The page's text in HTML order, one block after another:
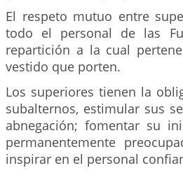
El respeto mutuo entre
todo el personal de las
repartición a la cual
vestido que porten.
Los superiores tienen la
subalternos, estimular sus
abnegación; fomentar su
permanentemente
inspirar en el personal